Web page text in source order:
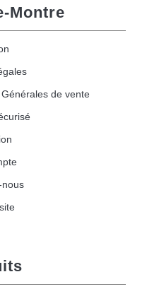
Montre
de vente
nous